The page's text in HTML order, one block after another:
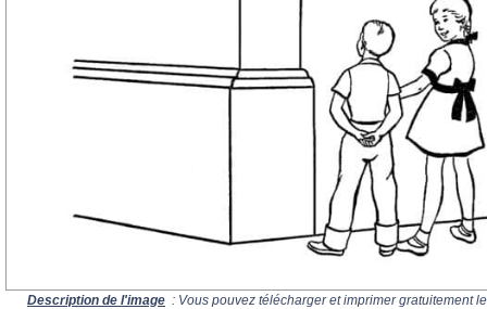
Description de l'image : Vous pouvez télécharger et imprimer gratuitement le